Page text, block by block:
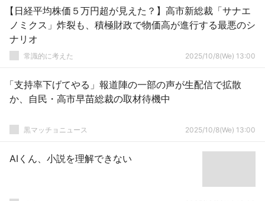
【日経平均株価５万円超が見えた？】高市新総裁「サナエ
ノミクス」炸裂も、積極財政で物価高が進行する最悪のシ
ナリオ
常識的に考えた 2025/10/8(We) 13:00
「支持率下げてやる」報道陣の一部の声が生配信で拡散
か、自民・高市早苗総裁の取材待機中
黒マッチョニュース 2025/10/8(We) 13:00
AIくん、小説を理解できない